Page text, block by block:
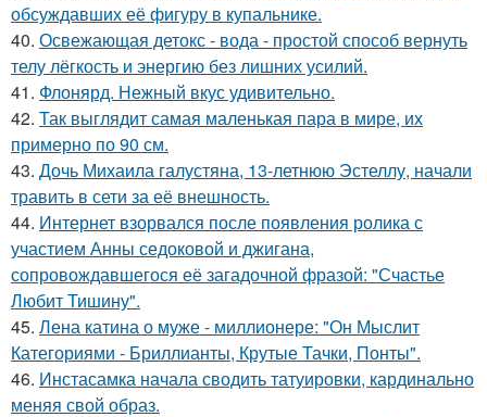
обсуждавших её фигуру в купальнике.
40. Освежающая детокс - вода - простой способ вернуть
телу лёгкость и энергию без лишних усилий.
41. Флонярд. Нежный вкус удивительно.
42. Так выглядит самая маленькая пара в мире, их
примерно по 90 см.
43. Дочь Михаила галустяна, 13-летнюю Эстеллу, начали
травить в сети за её внешность.
44. Интернет взорвался после появления ролика с
участием Анны седоковой и джигана,
сопровождавшегося её загадочной фразой: "Счастье
Любит Тишину".
45. Лена катина о муже - миллионере: "Он Мыслит
Категориями - Бриллианты, Крутые Тачки, Понты".
46. Инстасамка начала сводить татуировки, кардинально
меняя свой образ.